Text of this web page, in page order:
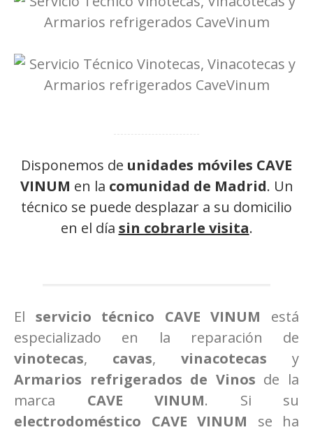
Disponemos de unidades móviles CAVE
VINUM en la comunidad de Madrid. Un
técnico se puede desplazar a su domicilio
en el día sin cobrarle visita.
El servicio técnico CAVE VINUM está
especializado en la reparación de
vinotecas, cavas, vinacotecas y
Armarios refrigerados de Vinos de la
marca CAVE VINUM. Si su
electrodoméstico CAVE VINUM se ha